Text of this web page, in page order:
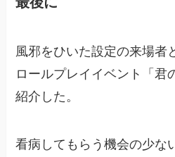
風邪をひいた設定の来場者
ロールプレイイベント「君
紹介した。
看病してもらう機会の少な